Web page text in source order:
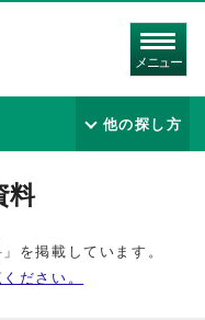
メニュー
他の探し方
料
を掲載しています。
ださい。